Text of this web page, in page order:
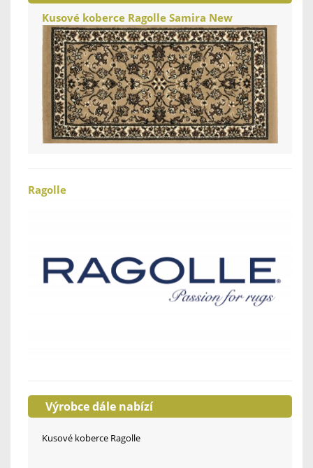
Kusové koberce Ragolle Samira New
Ragolle
Výrobce dále nabízí
Kusové koberce Ragolle